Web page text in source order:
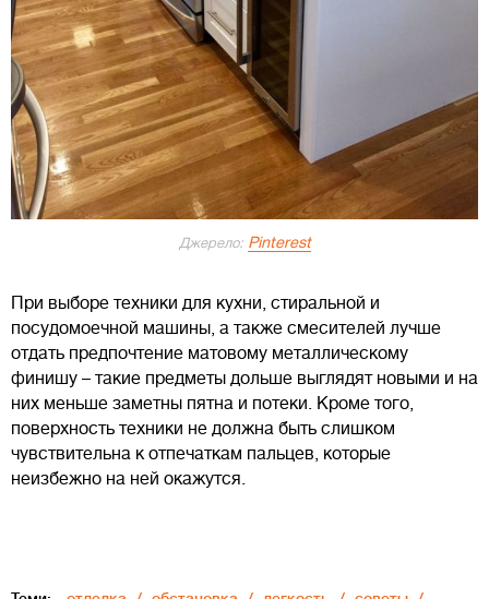
Джерело: Pinterest
При выборе техники для кухни, стиральной и
посудомоечной машины, а также смесителей лучше
отдать предпочтение матовому металлическому
финишу – такие предметы дольше выглядят новыми и на
них меньше заметны пятна и потеки. Кроме того,
поверхность техники не должна быть слишком
чувствительна к отпечаткам пальцев, которые
неизбежно на ней окажутся.